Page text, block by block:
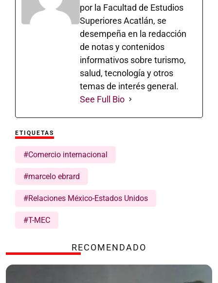
por la Facultad de Estudios
Superiores Acatlán, se
desempeña en la redacción
de notas y contenidos
informativos sobre turismo,
salud, tecnología y otros
temas de interés general.
See Full Bio
ETIQUETAS
#Comercio internacional
#marcelo ebrard
#Relaciones México-Estados Unidos
#T-MEC
RECOMENDADO